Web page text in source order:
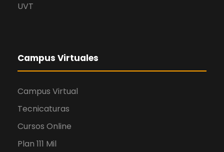
UVT
Campus Virtuales
Campus Virtual
Tecnicaturas
Cursos Online
Plan 111 Mil